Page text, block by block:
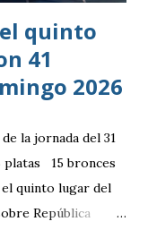
quinto
41
2026
la jornada del 31
platas 15 bronces
el quinto lugar del
República